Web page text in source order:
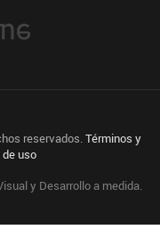
reservados.Términos y
uso
y Desarrollo a medida.